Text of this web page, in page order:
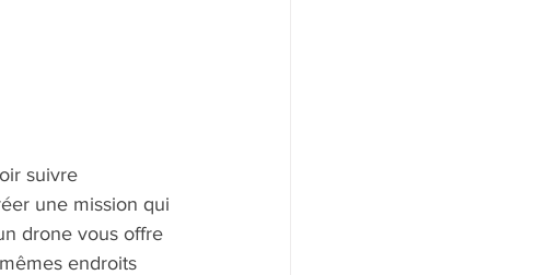
suivre
une mission qui
drone vous offre
endroits